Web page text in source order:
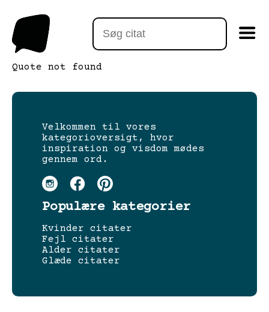
Quote not found
Velkommen til vores
kategorioversigt, hvor
inspiration og visdom mødes
gennem ord.
Populære kategorier
Kvinder citater
Fejl citater
Alder citater
Glæde citater